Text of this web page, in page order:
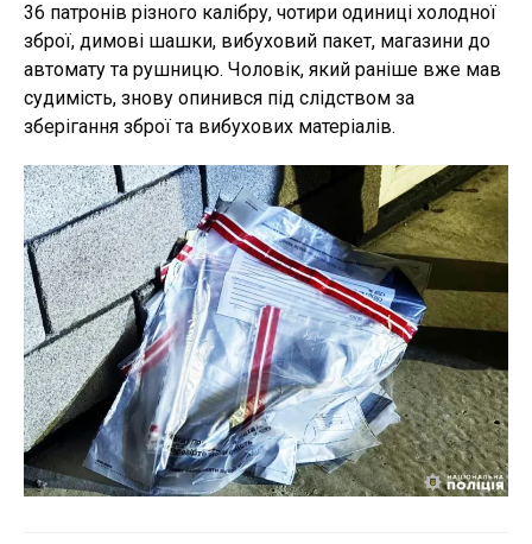
36 патронів різного калібру, чотири одиниці холодної
зброї, димові шашки, вибуховий пакет, магазини до
автомату та рушницю. Чоловік, який раніше вже мав
судимість, знову опинився під слідством за
зберігання зброї та вибухових матеріалів.